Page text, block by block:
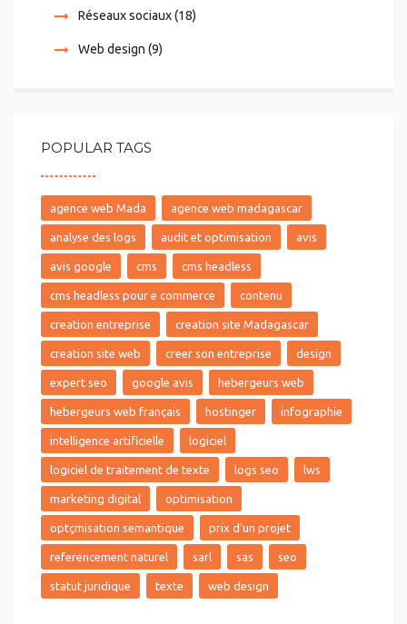
Réseaux sociaux(18)
Web design (9)
POPULAR TAGS
agence web Mada agence web madagascar
analyse des logs audit et optimisation avis
avis google cms cms headless
cms headless pour e commerce contenu
creation entreprise creation site Madagascar
creation site web creer son entreprise design
expert seo google avis hebergeurs web
hebergeurs web français hostinger infographie
intelligence artificielle logiciel
logiciel de traitement de texte logs seo lws
marketing digital optimisation
optçmisation semantique prix d'un projet
referencement naturel sarl sas seo
statut juridique texte web design